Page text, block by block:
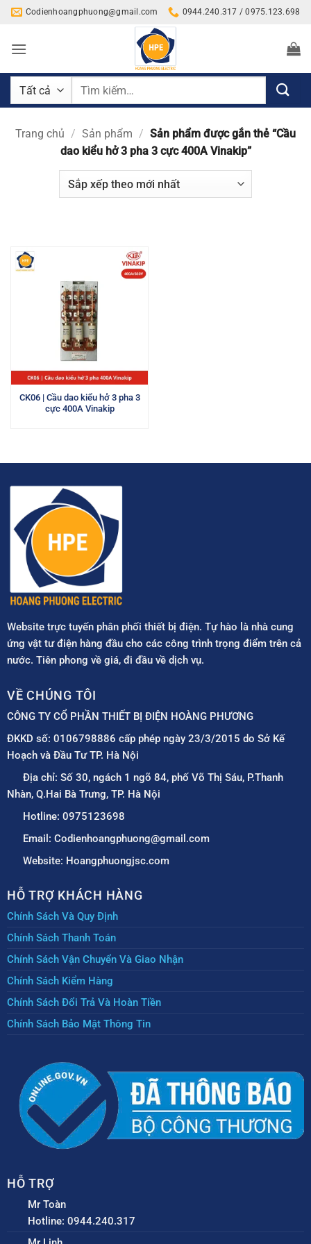
Bỏ
nội
Codienhoangphuong@gmail.com 0944.240.317 / 0975.123.698
Tìm
Trang chủ / Sản phẩm / Sản phẩm được gắn thẻ “Cầu
dao kiểu hở 3 pha 3 cực 400A Vinakip”
CK06 | Cầu dao kiểu hở 3 pha 3
cực 400A Vinakip
Website trực tuyến phân phối thiết bị điện. Tự hào là nhà cung
ứng vật tư điện hàng đầu cho các công trình trọng điểm trên cả
nước. Tiên phong về giá, đi đầu về dịch vụ.
VỀ CHÚNG TÔI
CÔNG TY CỔ PHẦN THIẾT BỊ ĐIỆN HOÀNG PHƯƠNG
ĐKKD số: 0106798886 cấp phép ngày 23/3/2015 do Sở Kế
Hoạch và Đầu Tư TP. Hà Nội
Địa chỉ: Số 30, ngách 1 ngõ 84, phố Võ Thị Sáu, P.Thanh
Nhàn, Q.Hai Bà Trưng, TP. Hà Nội
Hotline: 0975123698
Email: Codienhoangphuong@gmail.com
Website: Hoangphuongjsc.com
HỖ TRỢ KHÁCH HÀNG
Chính Sách Và Quy Định
Chính Sách Thanh Toán
Chính Sách Vận Chuyển Và Giao Nhận
Chính Sách Kiểm Hàng
Chính Sách Đổi Trả Và Hoàn Tiền
Chính Sách Bảo Mật Thông Tin
HỖ TRỢ
Mr Toàn
Hotline: 0944.240.317